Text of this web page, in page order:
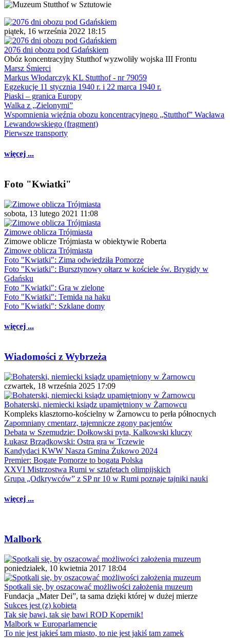
piątek, 16 września 2022 18:15
2076 dni obozu pod Gdańskiem
Obóz koncentracyjny Stutthof wyzwoliły wojska III Frontu
Marsz Śmierci
Markus Włodarczyk KL Stutthof - nr 79059
Egzekucje 11 stycznia 1940 r. i 22 marca 1940 r.
Piaski – granica Europy
Walka z „Zielonymi”
Wspomnienia więźnia obozu koncentracyjnego „Stutthof” Wacława
Lewandowskiego (fragment)
Pierwsze transporty
więcej ...
Foto "Kwiatki"
sobota, 13 lutego 2021 11:08
Zimowe oblicza Trójmiasta
Zimowe oblicze Trójmiasta w obiektywie Roberta
Zimowe oblicza Trójmiasta
Foto "Kwiatki": Zima odwiedziła Pomorze
Foto "Kwiatki": Bursztynowy ołtarz w kościele św. Brygidy w
Gdańsku
Foto "Kwiatki": Gra w zielone
Foto "Kwiatki": Temida na haku
Foto "Kwiatki": Szklane domy
więcej ...
Wiadomości z Wybrzeża
czwartek, 18 września 2025 17:09
Bohaterski, niemiecki ksiądz upamiętniony w Żarnowcu
Kompleks klasztorno-kościelny w Żarnowcu to perła północnych
Zapomniany cmentarz, tajemnicze zgony pacjentów
Debata w Szemudzie: Dołkowski pyta, Kalkowski kluczy
Łukasz Brządkowski: Ostra gra w Tczewie
Kandydaci KWW Nasza Gmina Żukowo 2024
Premier: Bogate Pomorze to bogata Polska
XXVI Mistrzostwa Rumi w sztafetach olimpijskich
Grupa „Odkrywców” z SP nr 10 w Rumi poznaje tajniki nauki
więcej ...
Malbork
poniedziałek, 10 kwietnia 2017 18:04
Spotkali się, by oszacować możliwości założenia muzeum
Fundacja „Mater Dei”, ta sama dzięki której w dużej mierze
Sukces jest (z) kobietą
Tak się bawi, tak się bawi ROD Kopernik!
Malbork w Europarlamencie
To nie jest jakieś tam miasto, to nie jest jakiś tam zamek